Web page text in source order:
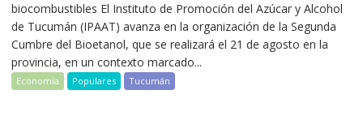
biocombustibles El Instituto de Promoción del Azúcar y Alcohol
de Tucumán (IPAAT) avanza en la organización de la Segunda
Cumbre del Bioetanol, que se realizará el 21 de agosto en la
provincia, en un contexto marcado...
Economía Populares Tucumán